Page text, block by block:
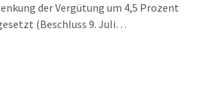
der Vergütung um 4,5 Prozent
(Beschluss 9. Juli…